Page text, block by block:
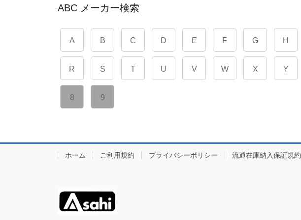
ABC メーカー検索
A B C D E F G H
R S T U V W X Y
8 9
ホーム ご利用規約 プライバシーポリシー 流通在庫納入保証規約